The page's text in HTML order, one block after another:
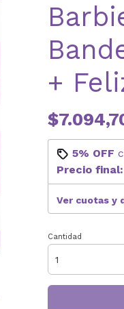
+
5% OFF
Precio final:
Ver cuotas y
Cantidad